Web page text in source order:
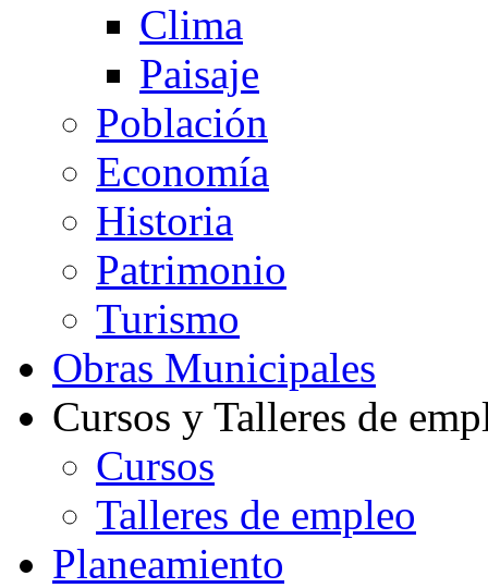
Clima
Paisaje
Población
Economía
Historia
Patrimonio
Turismo
Obras Municipales
Cursos y Talleres de
Cursos
Talleres de empleo
Planeamiento